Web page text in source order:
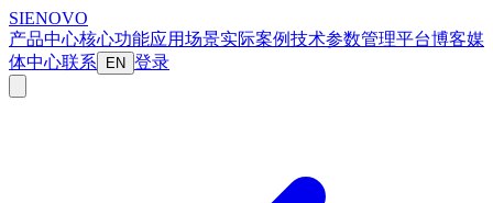
SIENOVO
产品中心核心功能应用场景实际案例技术参数管理平台博客媒
体中心联系 EN 登录